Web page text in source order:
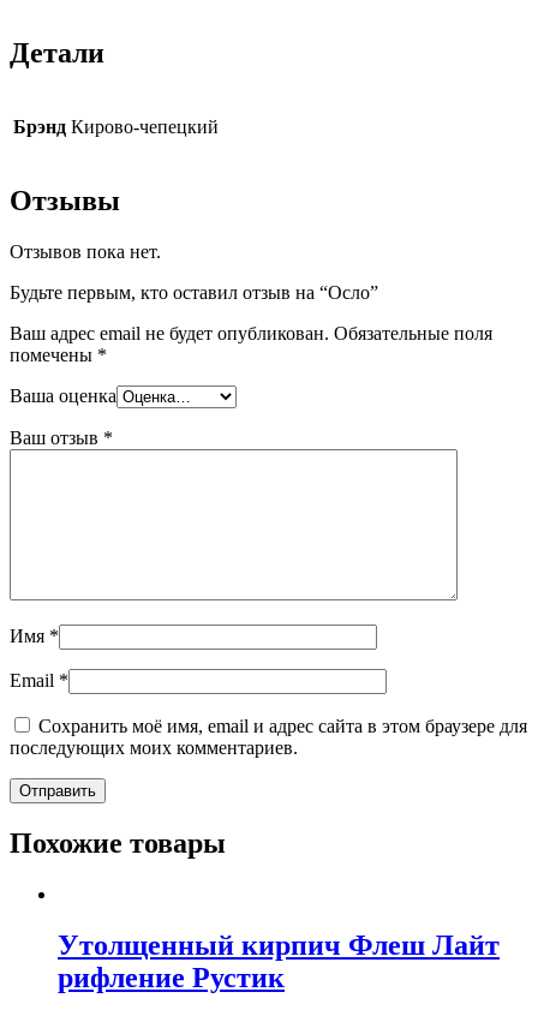
Детали
Брэнд Кирово-чепецкий
Отзывы
Отзывов пока нет.
Будьте первым, кто оставил отзыв на “Осло”
Ваш адрес email не будет опубликован. Обязательные поля
помечены *
Ваша оценка
Ваш отзыв *
Имя *
Email *
Сохранить моё имя, email и адрес сайта в этом браузере для
последующих моих комментариев.
Похожие товары
Утолщенный кирпич Флеш Лайт
рифление Рустик